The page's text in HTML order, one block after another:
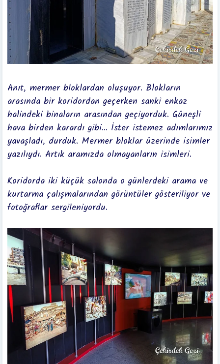
Anıt, mermer bloklardan oluşuyor. Blokların
arasında bir koridordan geçerken sanki enkaz
halindeki binaların arasından geçiyorduk. Güneşli
hava birden karardı gibi... İster istemez adımlarımız
yavaşladı, durduk. Mermer bloklar üzerinde isimler
yazılıydı. Artık aramızda olmayanların isimleri.
Koridorda iki küçük salonda o günlerdeki arama ve
kurtarma çalışmalarından görüntüler gösteriliyor ve
fotoğraflar sergileniyordu.